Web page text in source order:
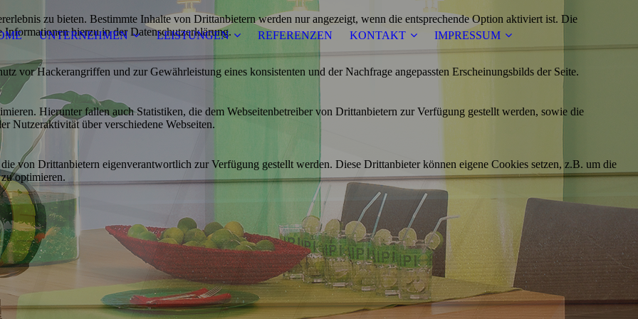
UNTERNEHMEN LEISTUNGEN REFERENZEN KONTAKT IMPRESSUM
zu bieten. Bestimmte Inhalte von Drittanbietern werden nur angezeigt, wenn die entsprechende Option aktiviert ist. Die
hierzu in der Datenschutzerklärung.
vor Hackerangriffen und zur Gewährleistung eines konsistenten und der Nachfrage angepassten Erscheinungsbilds der Seite.
Hierunter fallen auch Statistiken, die dem Webseitenbetreiber von Drittanbietern zur Verfügung gestellt werden, sowie die
Nutzeraktivität über verschiedene Webseiten.
von Drittanbietern eigenverantwortlich zur Verfügung gestellt werden. Diese Drittanbieter können eigene Cookies setzen, z.B. um die
optimieren.